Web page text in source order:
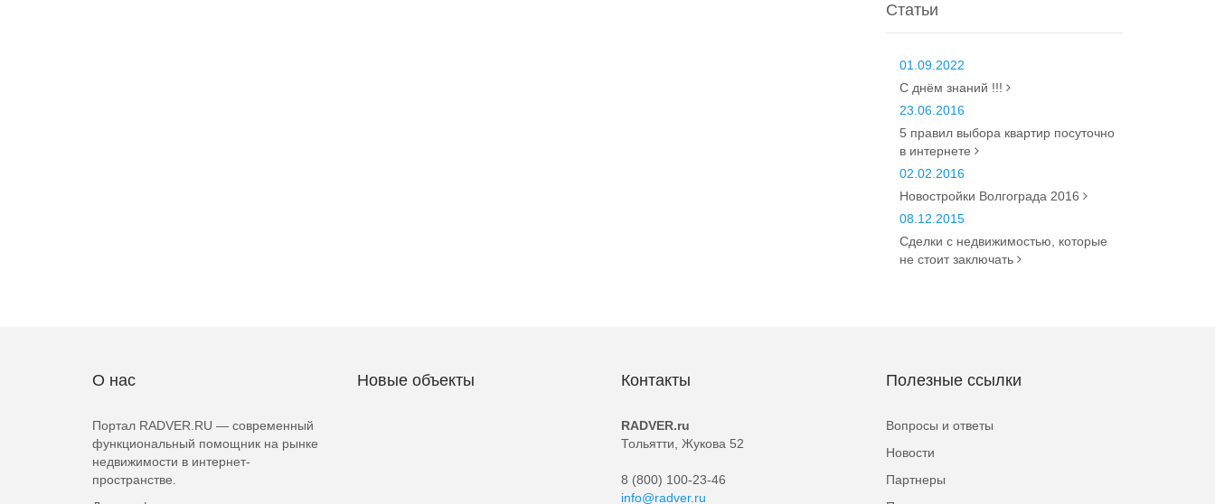
Статьи
01.09.2022
С днём знаний !!!
23.06.2016
5 правил выбора квартир посуточно
в интернете
02.02.2016
Новостройки Волгограда 2016
08.12.2015
Сделки с недвижимостью, которые
не стоит заключать
О нас
Портал RADVER.RU — современный
функциональный помощник на рынке
недвижимости в интернет-
пространстве.
Новые объекты Контакты
RADVER.ru
Тольятти, Жукова 52
8 (800) 100-23-46
info@radver.ru
Полезные ссылки
Вопросы и ответы
Новости
Партнеры